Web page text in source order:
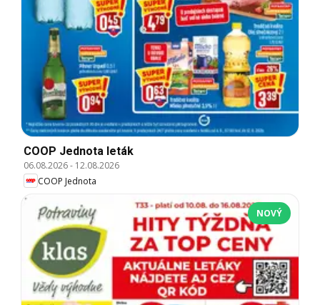
COOP Jednota leták
06.08.2026- 12.08.2026
COOP Jednota
NOVÝ